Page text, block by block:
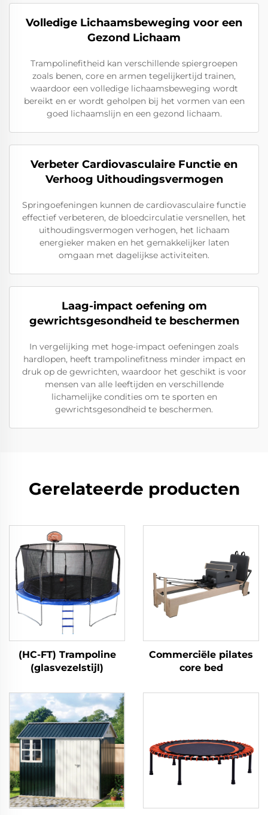
Volledige Lichaamsbeweging voor een
Gezond Lichaam
Trampolinefitheid kan verschillende spiergroepen
zoals benen, core en armen tegelijkertijd trainen,
waardoor een volledige lichaamsbeweging wordt
bereikt en er wordt geholpen bij het vormen van een
goed lichaamslijn en een gezond lichaam.
Verbeter Cardiovasculaire Functie en
Verhoog Uithoudingsvermogen
Springoefeningen kunnen de cardiovasculaire functie
effectief verbeteren, de bloedcirculatie versnellen, het
uithoudingsvermogen verhogen, het lichaam
energieker maken en het gemakkelijker laten
omgaan met dagelijkse activiteiten.
Laag-impact oefening om
gewrichtsgesondheid te beschermen
In vergelijking met hoge-impact oefeningen zoals
hardlopen, heeft trampolinefitness minder impact en
druk op de gewrichten, waardoor het geschikt is voor
mensen van alle leeftijden en verschillende
lichamelijke condities om te sporten en
gewrichtsgesondheid te beschermen.
Gerelateerde producten
(HC-FT) Trampoline
(glasvezelstijl)
Commerciële pilates
core bed